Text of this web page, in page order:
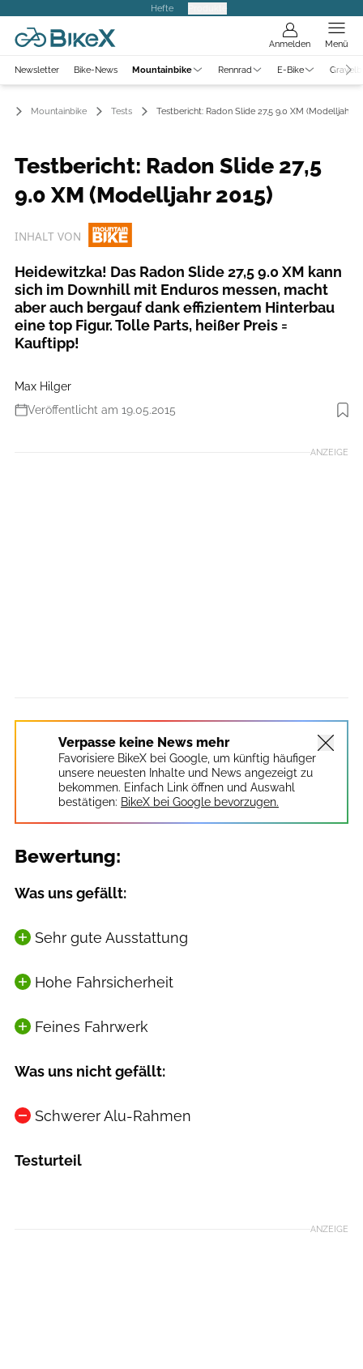
Hefte
Anmelden Menü
Newsletter Bike-News Mountainbike Rennrad E-Bike
Mountainbike Tests Testbericht: Radon Slide 27,5 9.0 XM (Modelljahr
Testbericht: Radon Slide 27,5
9.0 XM (Modelljahr 2015)
INHALT VON
Heidewitzka! Das Radon Slide 27,5 9.0 XM kann
sich im Downhill mit Enduros messen, macht
aber auch bergauf dank effizientem Hinterbau
eine top Figur. Tolle Parts, heißer Preis =
Kauftipp!
Max Hilger
Veröffentlicht am 19.05.2015
Foto: Benjamin Hahn
ANZEIGE
Verpasse keine News mehr
Favorisiere BikeX bei Google, um künftig häufiger
unsere neuesten Inhalte und News angezeigt zu
bekommen. Einfach Link öffnen und Auswahl
bestätigen: BikeX bei Google bevorzugen.
Bewertung:
Was uns gefällt:
Sehr gute Ausstattung
Hohe Fahrsicherheit
Feines Fahrwerk
Was uns nicht gefällt:
Schwerer Alu-Rahmen
Testurteil
ANZEIGE